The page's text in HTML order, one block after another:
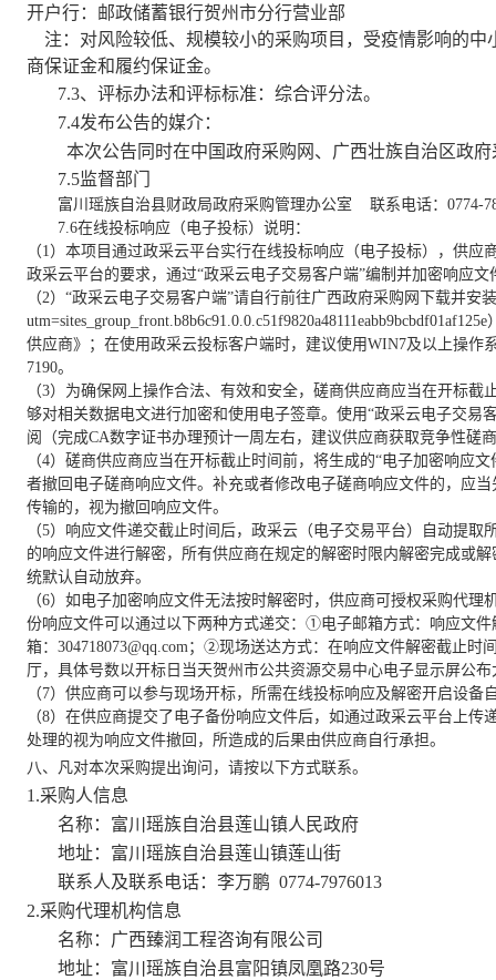
开户行：邮政储蓄银行贺州市分行营业部
注：对风险较低、规模较小的采购项目，受疫情影响的
商保证金和履约保证金。
7.3、评标办法和评标标准：综合评分法。
7.4发布公告的媒介：
本次公告同时在中国政府采购网、广西壮族自治区政
7.5监督部门
富川瑶族自治县财政局政府采购管理办公室 联系电话： 0774-
7.6在线投标响应（电子投标）说明：
（1）本项目通过政采云平台实行在线投标响应（电子投标），供应
政采云平台的要求，通过“政采云电子交易客户端”编制并加密响应
（2）“政采云电子交易客户端”请自行前往广西政府采购网下载并安
utm=sites_group_front.b8b6c91.0.0.c51f9820a48111eabb9bcbdf01af125e
供应商》；在使用政采云投标客户端时，建议使用WIN7及以上操作
7190。
（3）为确保网上操作合法、有效和安全，磋商供应商应当在开标截
够对相关数据电文进行加密和使用电子签章。使用“政采云电子交易
阅（完成CA数字证书办理预计一周左右，建议供应商获取竞争性磋
（4）磋商供应商应当在开标截止时间前，将生成的“电子加密响应
者撤回电子磋商响应文件。补充或者修改电子磋商响应文件的，应
传输的，视为撤回响应文件。
（5）响应文件递交截止时间后，政采云（电子交易平台）自动提取
的响应文件进行解密，所有供应商在规定的解密时限内解密完成或
统默认自动放弃。
（6）如电子加密响应文件无法按时解密时，供应商可授权采购代
份响应文件可以通过以下两种方式递交：①电子邮箱方式：响应文
箱： 304718073@qq.com；②现场送达方式：在响应文件解密截止时
厅，具体号数以开标日当天贺州市公共资源交易中心电子显示屏公
（7）供应商可以参与现场开标，所需在线投标响应及解密开启设备
（8）在供应商提交了电子备份响应文件后，如通过政采云平台上传
处理的视为响应文件撤回，所造成的后果由供应商自行承担。
八、 凡对本次采购提出询问，请按以下方式联系。
1.采购人信息
名称：富川瑶族自治县莲山镇人民政府
地址：富川瑶族自治县莲山镇莲山街
联系人及联系电话： 李万鹏 0774-7976013
2.采购代理机构信息
名称：广西臻润工程咨询有限公司
地址：富川瑶族自治县富阳镇凤凰路230号